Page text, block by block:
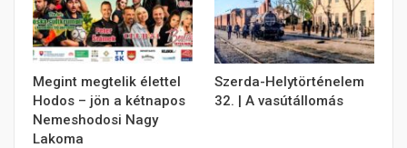
Megint megtelik élettel
Hodos – jön a kétnapos
Nemeshodosi Nagy
Lakoma
Szerda-Helytörténelem
32. | A vasútállomás